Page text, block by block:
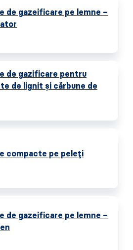
de gazeificare pe lemne –
de gazificare pentru
de lignit și cărbune de
compacte pe peleți
de gazeificare pe lemne –